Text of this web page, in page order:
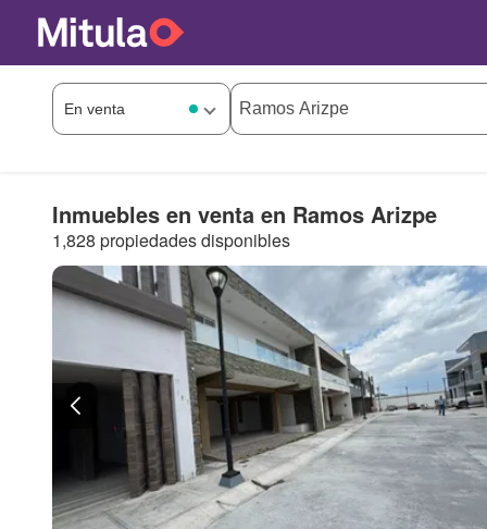
Inmuebles en venta en Ramos Arizpe
1,828 propiedades disponibles